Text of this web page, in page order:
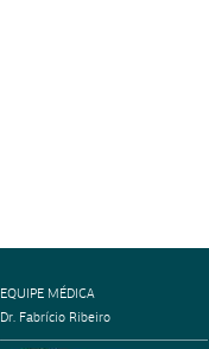
EQUIPE MÉDICA
Dr. Fabrício Ribeiro